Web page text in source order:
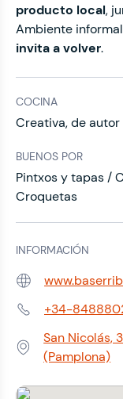
producto local,
Ambiente
invita a volver.
COCINA
Creativa, de autor
BUENOS POR
Pintxos y tapas /
Croquetas
INFORMACIÓN
Web:
Teléfono:
+34-
Dirección:
San Nicolás,
(Pamplona)